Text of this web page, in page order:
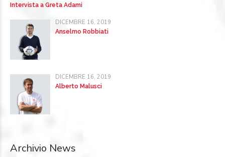
Intervista a Greta Adami
DICEMBRE 16, 2019
Anselmo Robbiati
DICEMBRE 16, 2019
Alberto Malusci
Archivio News